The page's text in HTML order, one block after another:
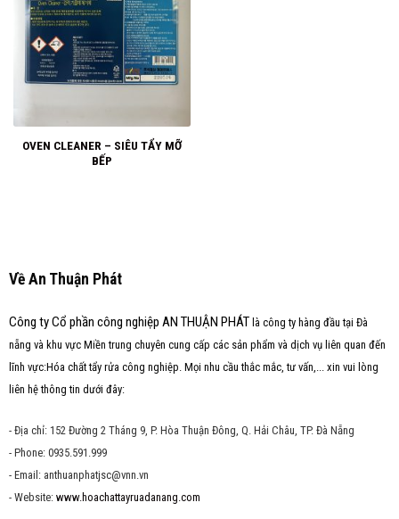
OVEN CLEANER – SIÊU TẨY MỠ
BẾP
Về An Thuận Phát
Công ty Cổ phần công nghiệp AN THUẬN PHÁT là công ty hàng đầu tại Đà
nẵng và khu vực Miền trung chuyên cung cấp các sản phẩm và dịch vụ liên quan đến
lĩnh vực:Hóa chất tẩy rửa công nghiệp. Mọi nhu cầu thắc mắc, tư vấn,... xin vui lòng
liên hệ thông tin dưới đây:
- Địa chỉ: 152 Đường 2 Tháng 9, P. Hòa Thuận Đông, Q. Hải Châu, TP. Đà Nẵng
- Phone: 0935.591.999
- Email: anthuanphatjsc@vnn.vn
- Website: www.hoachattayruadanang.com